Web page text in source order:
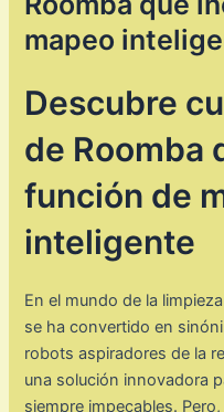
mapeo
Descubre
de Roomba
función de
inteligente
En el mundo de la
se ha convertido en
robots aspiradores de la
una solución innovadora
siempre impecables.